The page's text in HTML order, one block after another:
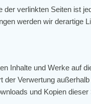
der verlinkten Seiten ist
werden wir derartige
Inhalte und Werke auf
der Verwertung
und Kopien